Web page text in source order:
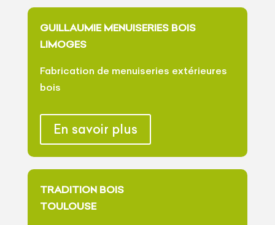
GUILLAUMIE MENUISERIES BOIS
LIMOGES
Fabrication de menuiseries extérieures
bois
En savoir plus
TRADITION BOIS
TOULOUSE